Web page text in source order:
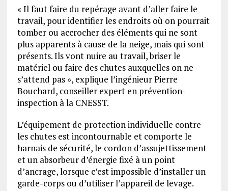
« Il faut faire du repérage avant d’aller faire le
travail, pour identifier les endroits où on pourrait
tomber ou accrocher des éléments qui ne sont
plus apparents à cause de la neige, mais qui sont
présents. Ils vont nuire au travail, briser le
matériel ou faire des chutes auxquelles on ne
s’attend pas », explique l’ingénieur Pierre
Bouchard, conseiller expert en prévention-
inspection à la CNESST.
L’équipement de protection individuelle contre
les chutes est incontournable et comporte le
harnais de sécurité, le cordon d’assujettissement
et un absorbeur d’énergie fixé à un point
d’ancrage, lorsque c’est impossible d’installer un
garde-corps ou d’utiliser l’appareil de levage.